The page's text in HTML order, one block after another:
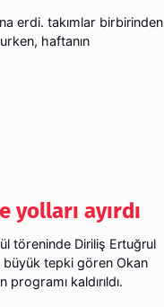
erdi. takımlar birbirinden
haftanın
yolları ayırdı
töreninde Diriliş Ertuğrul
büyük tepki gören Okan
programı kaldırıldı.